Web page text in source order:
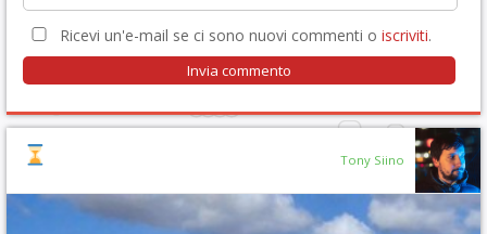
Ricevi un'e-mail se ci sono nuovi commenti o iscriviti.
Tony Siino